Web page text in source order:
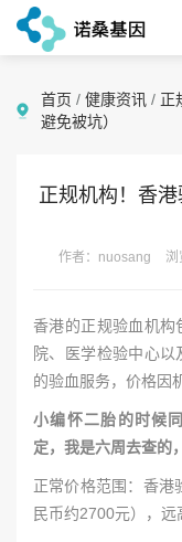
首页 / 健康资讯 / 正
避免被坑）
正规机构！香
作者：nuosang 浏
香港的正规验血机构
院、医学检验中心
的验血服务，价格因
小编怀二胎的时候
定，我是六周去查的
正常价格范围：香港
民币约2700元），远